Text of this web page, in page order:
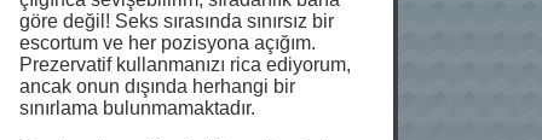
göre değil! Seks sırasında sınırsız bir
escortum ve her pozisyona açığım.
Prezervatif kullanmanızı rica ediyorum,
ancak onun dışında herhangi bir
sınırlama bulunmamaktadır.